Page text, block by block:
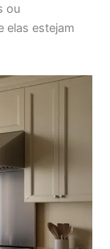
ou
elas estejam